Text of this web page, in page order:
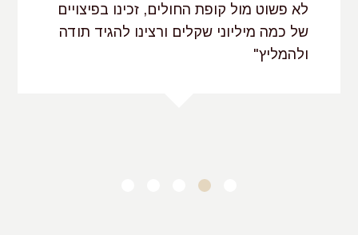
לא פשוט מול קופת החולים, זכינו בפיצויים
של כמה מיליוני שקלים ורצינו להגיד תודה
ולהמליץ"